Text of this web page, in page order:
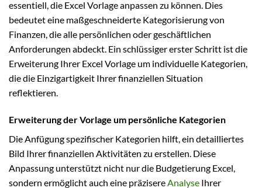
essentiell, die Excel Vorlage anpassen zu können. Dies
bedeutet eine maßgeschneiderte Kategorisierung von
Finanzen, die alle persönlichen oder geschäftlichen
Anforderungen abdeckt. Ein schlüssiger erster Schritt ist die
Erweiterung Ihrer Excel Vorlage um individuelle Kategorien,
die die Einzigartigkeit Ihrer finanziellen Situation
reflektieren.
Erweiterung der Vorlage um persönliche Kategorien
Die Anfügung spezifischer Kategorien hilft, ein detailliertes
Bild Ihrer finanziellen Aktivitäten zu erstellen. Diese
Anpassung unterstützt nicht nur die Budgetierung Excel,
sondern ermöglicht auch eine präzisereAnalyse Ihrer